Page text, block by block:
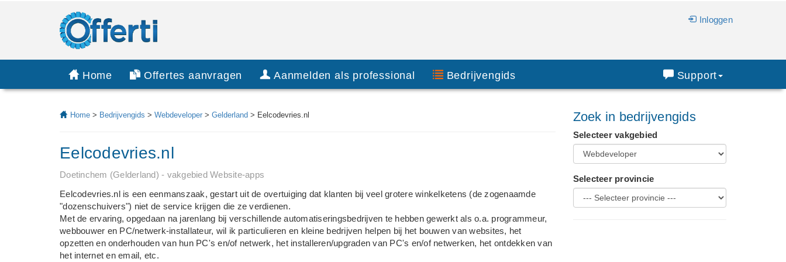
Inloggen
Home Offertes aanvragen Aanmelden als professional Bedrijvengids Support
Home > Bedrijvengids > Webdeveloper > Gelderland > Eelcodevries.nl
Eelcodevries.nl
Doetinchem (Gelderland) - vakgebied Website-apps
Eelcodevries.nl is een eenmanszaak, gestart uit de overtuiging dat klanten bij veel grotere winkelketens (de zogenaamde
"dozenschuivers") niet de service krijgen die ze verdienen.
Met de ervaring, opgedaan na jarenlang bij verschillende automatiseringsbedrijven te hebben gewerkt als o.a. programmeur,
webbouwer en PC/netwerk-installateur, wil ik particulieren en kleine bedrijven helpen bij het bouwen van websites, het
opzetten en onderhouden van hun PC's en/of netwerk, het installeren/upgraden van PC's en/of netwerken, het ontdekken van
het internet en email, etc.
Zoek in bedrijvengids
Selecteer vakgebied
Selecteer provincie